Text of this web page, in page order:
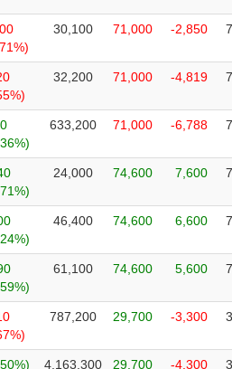
30,100 71,000 -2,850
32,200 71,000 -4,819
633,200 71,000 -6,788
24,000 74,600 7,600
46,400 74,600 6,600
61,100 74,600 5,600
787,200 29,700 -3,300
4,163,300 29,700 -4,300
Chỉ số Chứng chỉ quỹ Chứng
Người liên quan Cổ đông lớn